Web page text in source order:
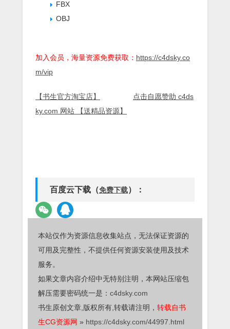
FBX
OBJ
加入会员，海量资源免费获取： https://c4dsky.co
m/vip
【书生官方淘宝店】
点击自愿赞助 c4ds
ky.com 网站 【送精品资源】
百度云下载（免费下载）：
本站仅作为资源信息收集站点，无法保证资源的
可用及完整性，不提供任何资源安装使用及技术
服务。
如果文章内容介绍中无特别注明，本网站压缩包
解压需要密码统一是： c4dsky.com
书生原创文章,版权所有,转载请注明， 转载自书
生CG资源网 » https://c4dsky.com/44997.html